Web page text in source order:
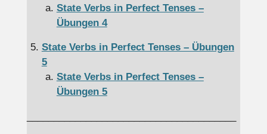
State Verbs in Perfect Tenses –
Übungen 4
State Verbs in Perfect Tenses – Übungen
5
State Verbs in Perfect Tenses –
Übungen 5